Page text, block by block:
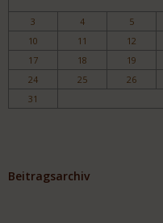
3
4 5
10
11 12
17
18 19
24
25 26
31
Beitragsarchiv